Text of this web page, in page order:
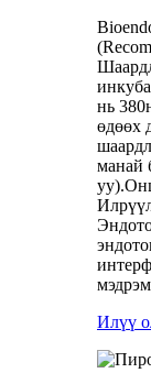
нь
өдөөх
манай
Илүү